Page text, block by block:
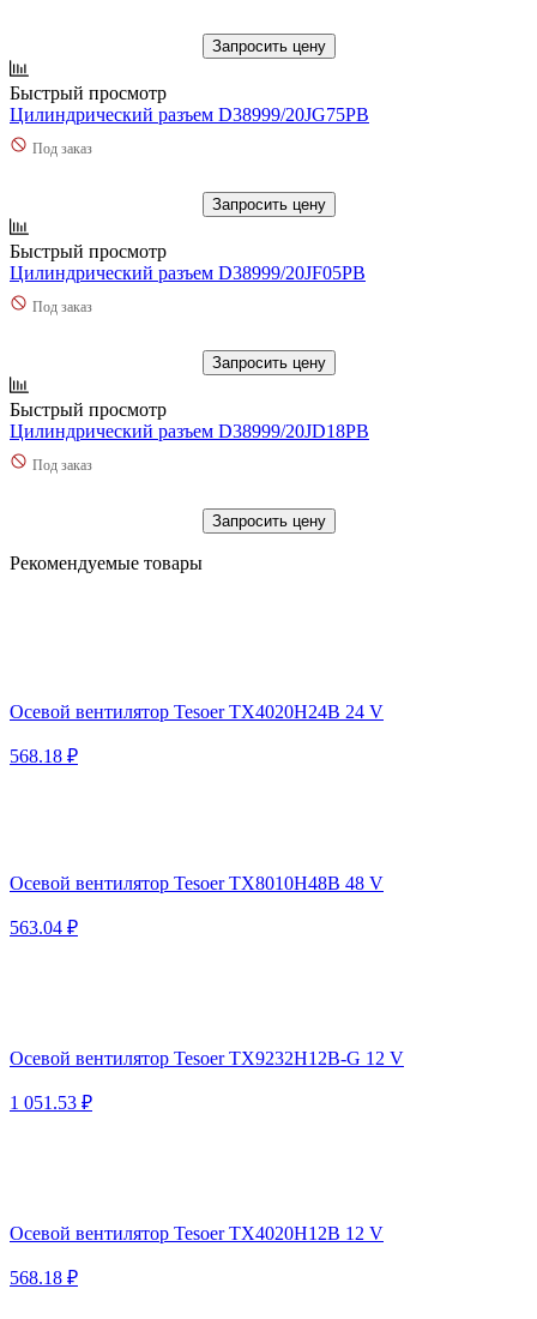
Запросить цену
Быстрый просмотр
Цилиндрический разъем D38999/20JG75PB
Под заказ
Запросить цену
Быстрый просмотр
Цилиндрический разъем D38999/20JF05PB
Под заказ
Запросить цену
Быстрый просмотр
Цилиндрический разъем D38999/20JD18PB
Под заказ
Запросить цену
Рекомендуемые товары
Осевой вентилятор Tesoer TX4020H24B 24 V
568.18 ₽
Осевой вентилятор Tesoer TX8010H48B 48 V
563.04 ₽
Осевой вентилятор Tesoer TX9232H12B-G 12 V
1 051.53 ₽
Осевой вентилятор Tesoer TX4020H12B 12 V
568.18 ₽